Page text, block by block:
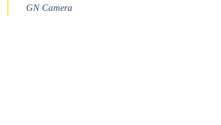
GN Camera